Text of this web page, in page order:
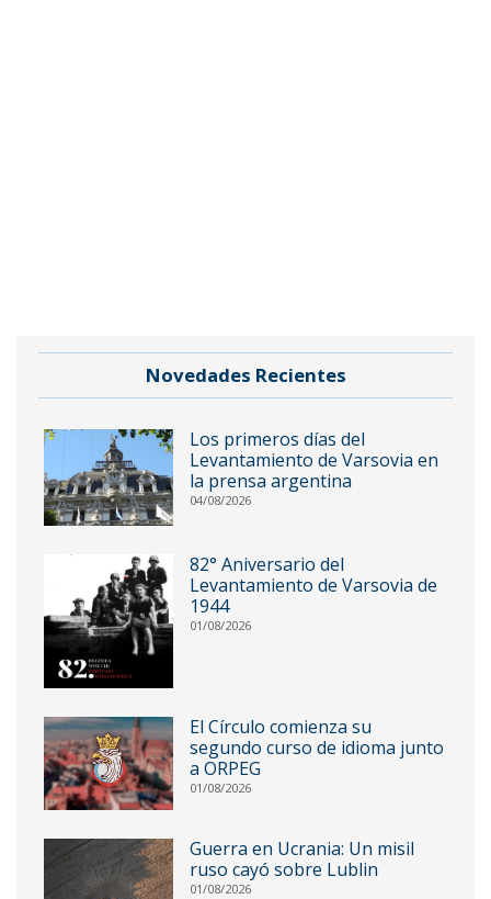
Novedades Recientes
Los primeros días del
Levantamiento de Varsovia en
la prensa argentina
04/08/2026
82° Aniversario del
Levantamiento de Varsovia de
1944
01/08/2026
El Círculo comienza su
segundo curso de idioma junto
a ORPEG
01/08/2026
Guerra en Ucrania: Un misil
ruso cayó sobre Lublin
01/08/2026